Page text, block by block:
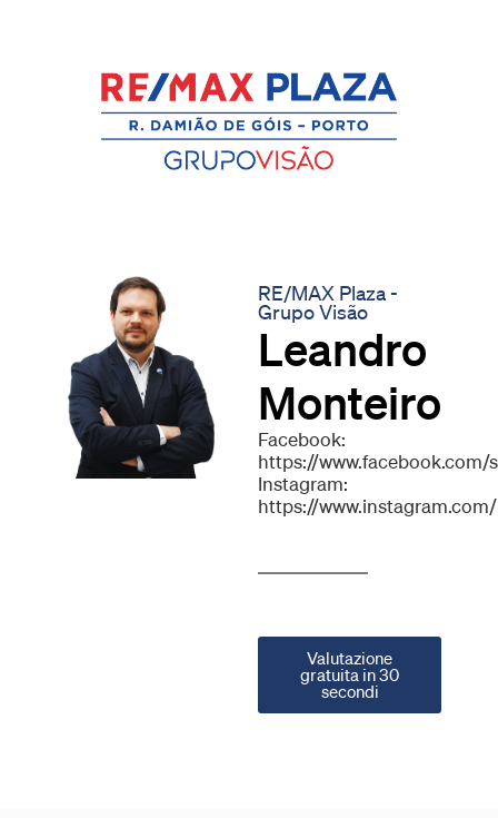
RE/MAX Plaza -
Grupo Visão
Leandro
Monteiro
Facebook:
https://
Instagram:
https://
Valutazione
gratuita in 30
secondi